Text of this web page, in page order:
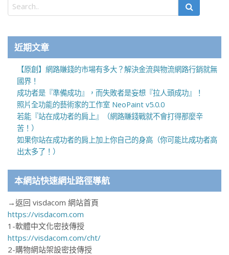
近期文章
【原創】網路賺錢的市場有多大？解決金流與物流網路行銷就無
國界！
成功者是『準備成功』，而失敗者是妄想『拉人頭成功』！
照片全功能的藝術家的工作室 NeoPaint v5.0.0
若能『站在成功者的肩上』（網路賺錢戰就不會打得那麼辛
苦！）
如果你站在成功者的肩上加上你自己的身高（你可能比成功者高
出太多了！）
本網站快速網址路徑導航
→返回 visdacom 網站首頁
https://visdacom.com
1-軟體中文化密技傳授
https://visdacom.com/cht/
2-購物網站架設密技傳授